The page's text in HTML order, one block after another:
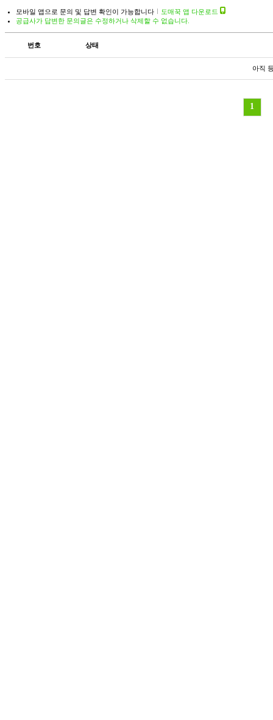
모바일 앱으로 문의 및 답변 확인이 가능합니다
도매꾹 앱 다운로드
공급사가 답변한 문의글은 수정하거나 삭제할 수 없습니다.
번호 상태
아직
1